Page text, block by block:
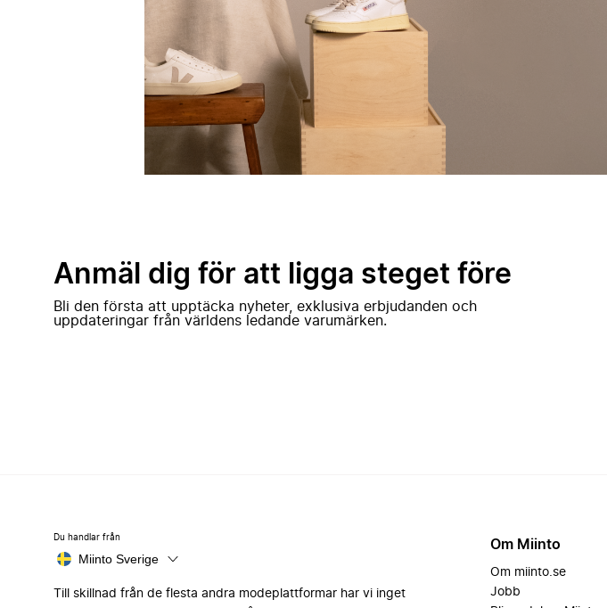
Anmäl dig för att ligga steget före
Bli den första att upptäcka nyheter, exklusiva erbjudanden och
uppdateringar från världens ledande varumärken.
Du handlar från
Miinto Sverige
Till skillnad från de flesta andra modeplattformar har vi inget
Om Miinto
Om miinto.se
Jobb